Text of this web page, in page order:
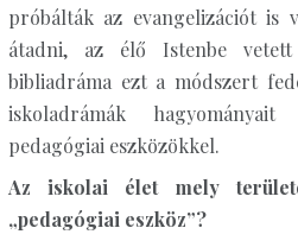
próbálták az evangelizációt is
átadni, az élő Istenbe
bibliadráma ezt a módszert
iskoladrámák
pedagógiai eszközökkel.
Az iskolai élet mely
„pedagógiai eszköz”?